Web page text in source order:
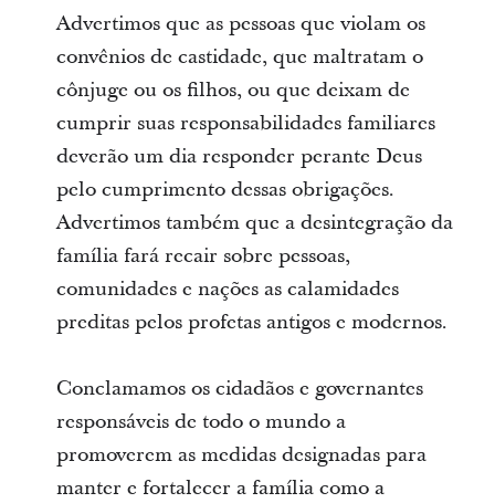
Advertimos que as pessoas que violam os
convênios de castidade, que maltratam o
cônjuge ou os filhos, ou que deixam de
cumprir suas responsabilidades familiares
deverão um dia responder perante Deus
pelo cumprimento dessas obrigações.
Advertimos também que a desintegração da
família fará recair sobre pessoas,
comunidades e nações as calamidades
preditas pelos profetas antigos e modernos.
Conclamamos os cidadãos e governantes
responsáveis de todo o mundo a
promoverem as medidas designadas para
manter e fortalecer a família como a